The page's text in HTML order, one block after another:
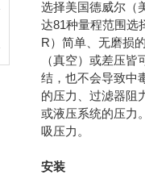
选择美国德威尔（
达81种量程范围选
R）简单、无磨损
（真空）或差压
结，也不会导致中
的压力、过滤器阻
或液压系统的压力
吸压力。
安装